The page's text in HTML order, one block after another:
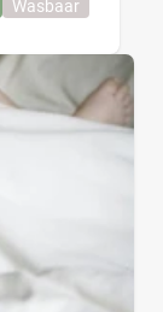
Wasbaar